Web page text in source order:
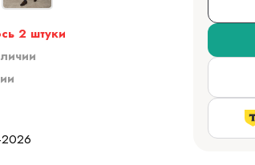
2 штуки